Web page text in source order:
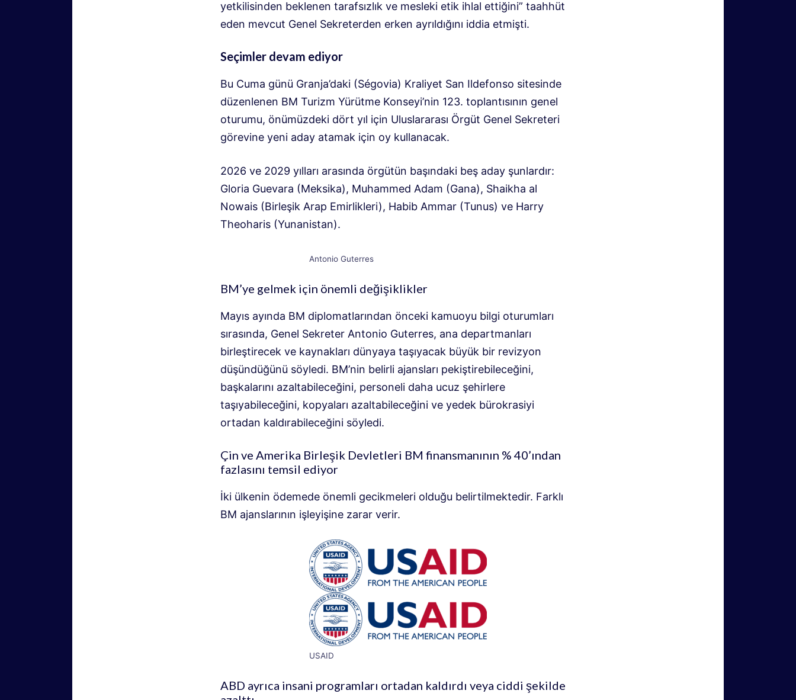
yetkilisinden beklenen tarafsızlık ve mesleki etik ihlal ettiğini” taahhüt
eden mevcut Genel Sekreterden erken ayrıldığını iddia etmişti.
Seçimler devam ediyor
Bu Cuma günü Granja’daki (Ségovia) Kraliyet San Ildefonso sitesinde
düzenlenen BM Turizm Yürütme Konseyi’nin 123. toplantısının genel
oturumu, önümüzdeki dört yıl için Uluslararası Örgüt Genel Sekreteri
görevine yeni aday atamak için oy kullanacak.
2026 ve 2029 yılları arasında örgütün başındaki beş aday şunlardır:
Gloria Guevara (Meksika), Muhammed Adam (Gana), Shaikha al
Nowais (Birleşik Arap Emirlikleri), Habib Ammar (Tunus) ve Harry
Theoharis (Yunanistan).
Antonio Guterres
BM’ye gelmek için önemli değişiklikler
Mayıs ayında BM diplomatlarından önceki kamuoyu bilgi oturumları
sırasında, Genel Sekreter Antonio Guterres, ana departmanları
birleştirecek ve kaynakları dünyaya taşıyacak büyük bir revizyon
düşündüğünü söyledi. BM’nin belirli ajansları pekiştirebileceğini,
başkalarını azaltabileceğini, personeli daha ucuz şehirlere
taşıyabileceğini, kopyaları azaltabileceğini ve yedek bürokrasiyi
ortadan kaldırabileceğini söyledi.
Çin ve Amerika Birleşik Devletleri BM finansmanının % 40’ından
fazlasını temsil ediyor
İki ülkenin ödemede önemli gecikmeleri olduğu belirtilmektedir. Farklı
BM ajanslarının işleyişine zarar verir.
USAID
ABD ayrıca insani programları ortadan kaldırdı veya ciddi şekilde